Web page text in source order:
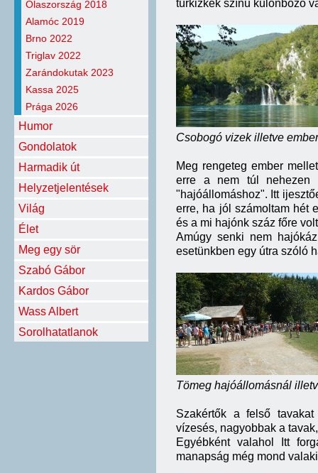
Olaszország 2018
Alamóc 2019
Brno 2022
Triglav 2022
Zarándokutak 2023
Kassa 2025
Prága 2026
Humor
Gondolatok
Harmadik út
Helyzetjelentések
Világ
Élet
Meg egy sör
Szabó Gábor
Kardos Gábor
Wass Albert
Sorolhatatlanok
türkizkék színű különböző
Csobogó vizek illetve
Meg rengeteg ember
erre a nem túl nehezen
"hajóállomáshoz". Itt
erre, ha jól számoltam hét
és a mi hajónk száz főre
Amúgy senki nem
esetünkben egy útra szóló
Tömeg hajóállomásnál
Szakértők a felső
vízesés, nagyobbak a
Egyébként valahol Itt
manapság még mond